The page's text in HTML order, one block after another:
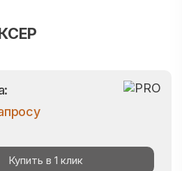
Купить в 1 клик